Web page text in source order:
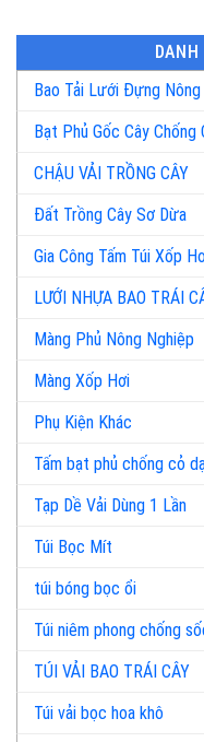
Bao Tải Lưới Đựng Nông
Bạt Phủ Gốc Cây Chống
CHẬU VẢI TRỒNG CÂY
Đất Trồng Cây Sơ Dừa
Gia Công Tấm Túi Xốp
LƯỚI NHỰA BAO TRÁI
Màng Phủ Nông Nghiệp
Màng Xốp Hơi
Phụ Kiện Khác
Tấm bạt phủ chống cỏ
Tạp Dề Vải Dùng 1 Lần
Túi Bọc Mít
túi bóng bọc ổi
Túi niêm phong chống
TÚI VẢI BAO TRÁI CÂY
Túi vải bọc hoa khô